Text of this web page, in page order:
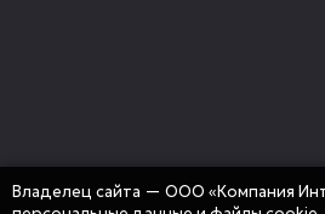
Владелец сайта — ООО «Компания